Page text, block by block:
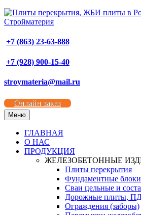
+7 (863) 23-63-888
+7 (928) 900-15-40
stroymateria@mail.ru
Онлайн заказ
Меню
ГЛАВНАЯ
О НАС
ПРОДУКЦИЯ
ЖЕЛЕЗОБЕТОННЫЕ
Плиты перекрытия
Фундаментные блоки
Сваи цельные и
Дорожные плиты,
Ограждения (заборы)